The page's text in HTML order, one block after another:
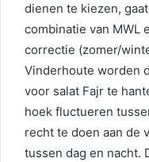
dienen te kiezen,
combinatie van MWL
correctie (zomer/
Vinderhoute worden
voor salat Fajr te
hoek fluctueren
recht te doen aan de
tussen dag en nacht.